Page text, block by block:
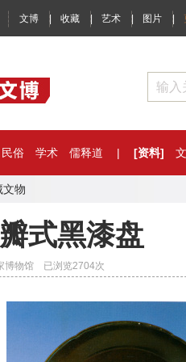
文博 | 收藏 | 艺术 | 图片 |
民俗 学术 儒释道 | [资料]
文物
式黑漆盘
博物馆 已浏览2704次